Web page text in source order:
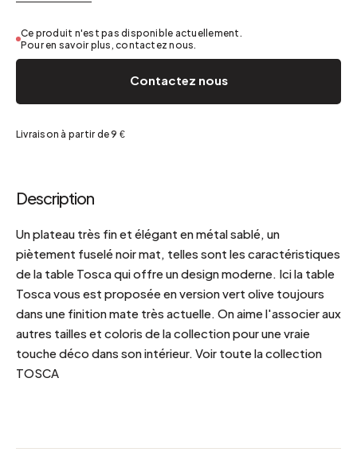
Ce produit n'est pas disponible actuellement.
Pour en savoir plus, contactez nous.
Contactez nous
Livraison à partir de 9 €
Description
Un plateau très fin et élégant en métal sablé, un
piètement fuselé noir mat, telles sont les caractéristiques
de la table Tosca qui offre un design moderne. Ici la table
Tosca vous est proposée en version vert olive toujours
dans une finition mate très actuelle. On aime l'associer aux
autres tailles et coloris de la collection pour une vraie
touche déco dans son intérieur. Voir toute la collection
TOSCA